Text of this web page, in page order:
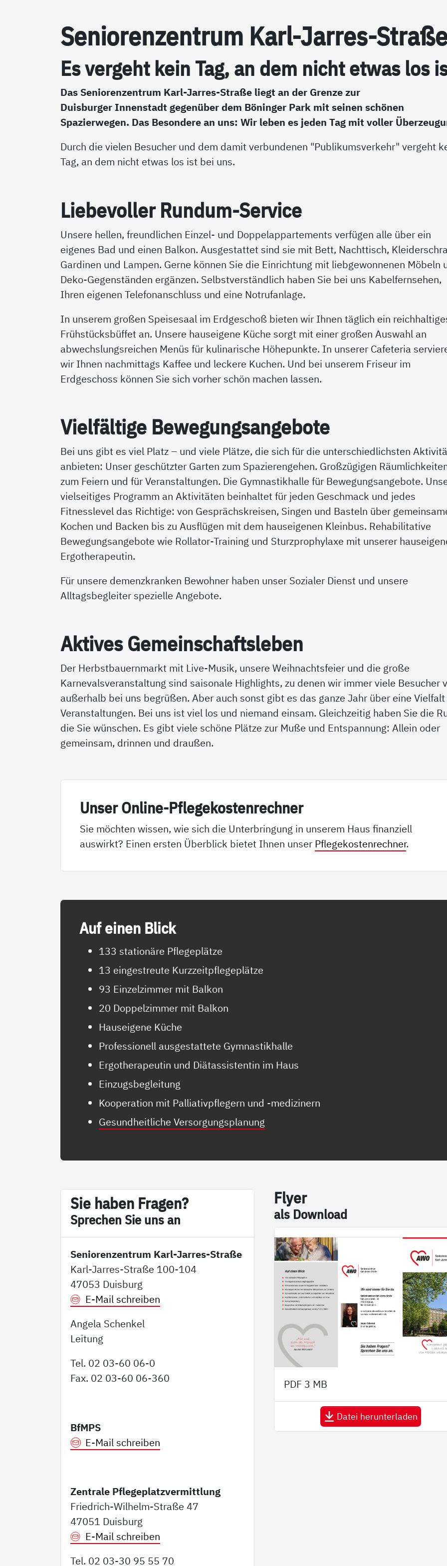
Se­nio­ren­zen­trum Karl-Jar­res-
Es ver­geht kein Tag, an dem nicht et­was los
Das Seniorenzentrum Karl-Jarres-Straße liegt an der Grenze zur
Duisburger Innenstadt gegenüber dem Böninger Park mit seinen schönen
Spazierwegen. Das Besondere an uns: Wir leben es jeden Tag mit voller
Durch die vielen Besucher und dem damit verbundenen "Publikumsverkehr" vergeht
Tag, an dem nicht etwas los ist bei uns.
Lie­be­vol­ler Run­d­um-Ser­vice
Unsere hellen, freundlichen Einzel- und Doppelappartements verfügen alle über ein
eigenes Bad und einen Balkon. Ausgestattet sind sie mit Bett, Nachttisch,
Gardinen und Lampen. Gerne können Sie die Einrichtung mit liebgewonnenen Möbeln
Deko-Gegenständen ergänzen. Selbstverständlich haben Sie bei uns Kabelfernsehen,
Ihren eigenen Telefonanschluss und eine Notrufanlage.
In unserem großen Speisesaal im Erdgeschoß bieten wir Ihnen täglich ein
Frühstücksbüffet an. Unsere hauseigene Küche sorgt mit einer großen Auswahl an
abwechslungsreichen Menüs für kulinarische Höhepunkte. In unserer Cafeteria
wir Ihnen nachmittags Kaffee und leckere Kuchen. Und bei unserem Friseur im
Erdgeschoss können Sie sich vorher schön machen lassen.
Viel­fäl­ti­ge Be­we­gung­s­an­ge­bo­te
Bei uns gibt es viel Platz – und viele Plätze, die sich für die unterschiedlichsten
anbieten: Unser geschützter Garten zum Spazierengehen. Großzügigen
zum Feiern und für Veranstaltungen. Die Gymnastikhalle für Bewegungsangebote.
vielseitiges Programm an Aktivitäten beinhaltet für jeden Geschmack und jedes
Fitnesslevel das Richtige: von Gesprächskreisen, Singen und Basteln über
Kochen und Backen bis zu Ausflügen mit dem hauseigenen Kleinbus. Rehabilitative
Bewegungsangebote wie Rollator-Training und Sturzprophylaxe mit unserer
Ergotherapeutin.
Für unsere demenzkranken Bewohner haben unser Sozialer Dienst und unsere
Alltagsbegleiter spezielle Angebote.
Ak­ti­ves Ge­mein­schafts­le­ben
Der Herbstbauernmarkt mit Live-Musik, unsere Weihnachtsfeier und die große
Karnevalsveranstaltung sind saisonale Highlights, zu denen wir immer viele Besucher
außerhalb bei uns begrüßen. Aber auch sonst gibt es das ganze Jahr über eine Vielfalt
Veranstaltungen. Bei uns ist viel los und niemand einsam. Gleichzeitig haben Sie die
die Sie wünschen. Es gibt viele schöne Plätze zur Muße und Entspannung: Allein oder
gemeinsam, drinnen und draußen.
Un­ser On­li­ne-Pf­le­ge­kos­ten­rech­ner
Sie möchten wissen, wie sich die Unterbringung in unserem Haus finanziell
auswirkt? Einen ersten Überblick bietet Ihnen unser Pflegekostenrechner.
Auf ei­nen Blick
133 stationäre Pflegeplätze
13 eingestreute Kurzzeitpflegeplätze
93 Einzelzimmer mit Balkon
20 Doppelzimmer mit Balkon
Hauseigene Küche
Professionell ausgestattete Gymnastikhalle
Ergotherapeutin und Diätassistentin im Haus
Einzugsbegleitung
Kooperation mit Palliativpflegern und -medizinern
Gesundheitliche Versorgungsplanung
Sie ha­ben Fra­gen?
Sp­re­chen Sie uns an
Seniorenzentrum Karl-Jarres-Straße
Karl-Jarres-Straße 100-104
47053 Duisburg
E-Mail schreiben
Angela Schenkel
Leitung
Tel. 02 03-60 06-0
Fax. 02 03-60 06-360
BfMPS
E-Mail schreiben
Zentrale Pflegeplatzvermittlung
Friedrich-Wilhelm-Straße 47
47051 Duisburg
E-Mail schreiben
Tel. 02 03-30 95 55 70
Fly­er
als Down­load
PDF 3 MB
Datei herunterladen